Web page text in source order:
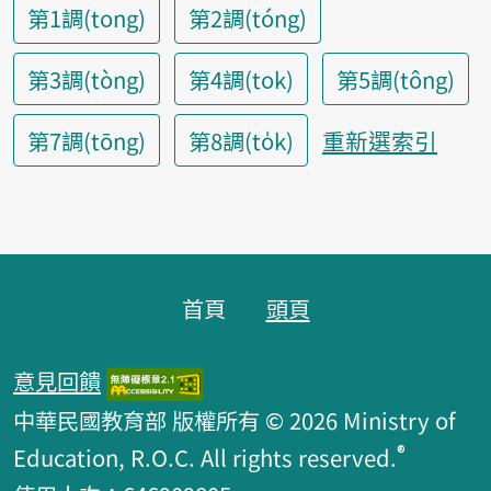
第1調(tong)
第2調(tóng)
第3調(tòng)
第4調(tok)
第5調(tông)
第7調(tōng)
第8調(to̍k) 重新選索引
首頁 頭頁
意見回饋
中華民國教育部 版權所有 © 2026 Ministry of
Education, R.O.C. All rights reserved.®